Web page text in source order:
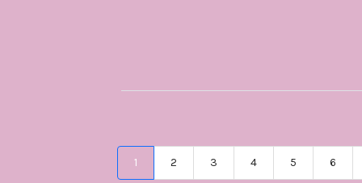
1 2 3 4 5 6